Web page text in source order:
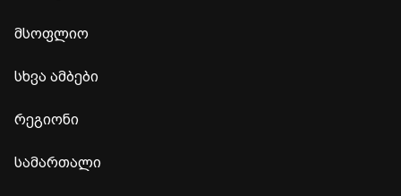
მსოფლიო
სხვა ამბები
რეგიონი
სამართალი